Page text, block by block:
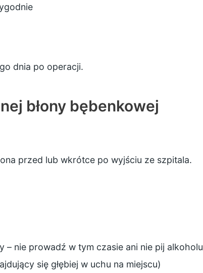
dnia po operacji.
błony bębenkowej
przed lub wkrótce po wyjściu ze szpitala.
nie prowadź w tym czasie ani nie pij alkoholu
się głębiej w uchu na miejscu)